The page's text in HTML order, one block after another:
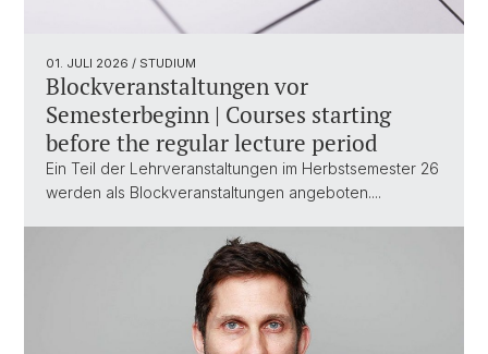
01. JULI 2026 / STUDIUM
Blockveranstaltungen vor
Semesterbeginn | Courses starting
before the regular lecture period
Ein Teil der Lehrveranstaltungen im Herbstsemester 26
werden als Blockveranstaltungen angeboten....